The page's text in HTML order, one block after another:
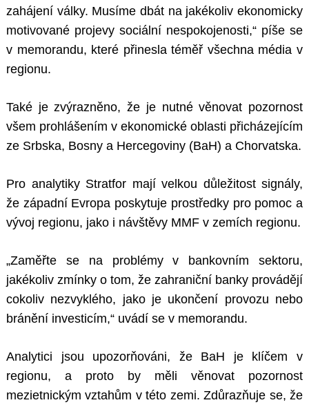
zahájení války. Musíme dbát na jakékoliv ekonomicky
motivované projevy sociální nespokojenosti,“ píše se
v memorandu, které přinesla téměř všechna média v
regionu.
Také je zvýrazněno, že je nutné věnovat pozornost
všem prohlášením v ekonomické oblasti přicházejícím
ze Srbska, Bosny a Hercegoviny (BaH) a Chorvatska.
Pro analytiky Stratfor mají velkou důležitost signály,
že západní Evropa poskytuje prostředky pro pomoc a
vývoj regionu, jako i návštěvy MMF v zemích regionu.
„Zaměřte se na problémy v bankovním sektoru,
jakékoliv zmínky o tom, že zahraniční banky provádějí
cokoliv nezvyklého, jako je ukončení provozu nebo
bránění investicím,“ uvádí se v memorandu.
Analytici jsou upozorňováni, že BaH je klíčem v
regionu, a proto by měli věnovat pozornost
mezietnickým vztahům v této zemi. Zdůrazňuje se, že